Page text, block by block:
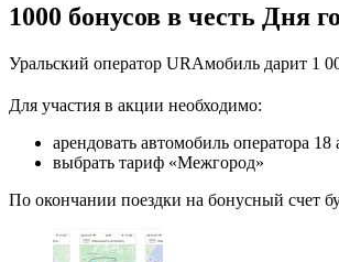
1000 бонусов в честь Дня
Уральский оператор URAмобиль дарит 1
Для участия в акции необходимо:
арендовать автомобиль оператора 18
выбрать тариф «Межгород»
По окончании поездки на бонусный счет